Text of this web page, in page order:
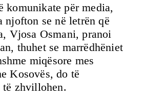
komunikate për media,
njofton se në letrën që
Vjosa Osmani, pranoi
thuhet se marrëdhëniet
miqësore mes
Kosovës, do të
të zhvillohen.